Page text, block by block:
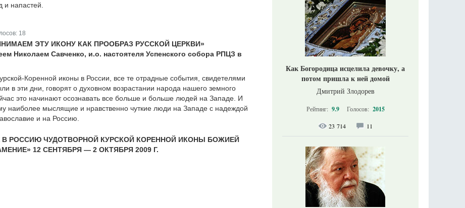
и напастей.
18
ЭТУ ИКОНУ КАК ПРООБРАЗ РУССКОЙ ЦЕРКВИ»
Николаем Савченко, и.о. настоятеля Успенского собора РПЦЗ в
Коренной иконы в России, все те отрадные события, свидетелями
в эти дни, говорят о духовном возрастании народа нашего земного
это начинают осознавать все больше и больше людей на Западе. И
наиболее мыслящие и нравственно чуткие люди на Западе с надеждой
и на Россию.
В РОССИЮ ЧУДОТВОРНОЙ КУРСКОЙ КОРЕННОЙ ИКОНЫ БОЖИЕЙ
12 СЕНТЯБРЯ — 2 ОКТЯБРЯ 2009 Г.
Как Богородица исцелила девочку, а
потом пришла к ней домой
Дмитрий Злодорев
Рейтинг: 9.9 Голосов: 2015
23 714 11